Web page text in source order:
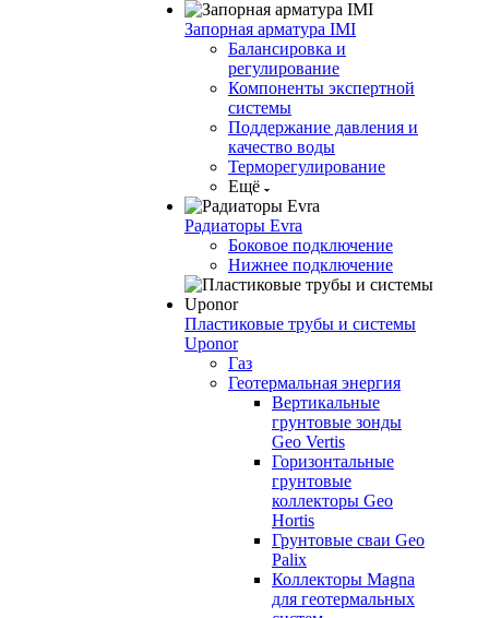
Запорная арматура IMI
Балансировка и
регулирование
Компоненты экспертной
системы
Поддержание давления и
качество воды
Терморегулирование
Ещё
Радиаторы Evra
Боковое подключение
Нижнее подключение
Пластиковые трубы и системы
Uponor
Газ
Геотермальная энергия
Вертикальные
грунтовые зонды
Geo Vertis
Горизонтальные
грунтовые
коллекторы Geo
Hortis
Грунтовые сваи Geo
Palix
Коллекторы Magna
для геотермальных